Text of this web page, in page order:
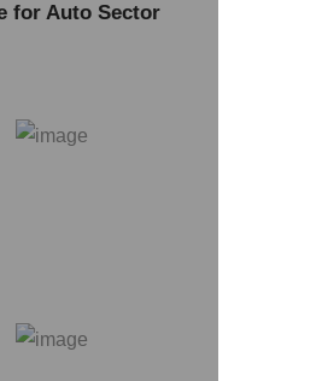
for Auto Sector